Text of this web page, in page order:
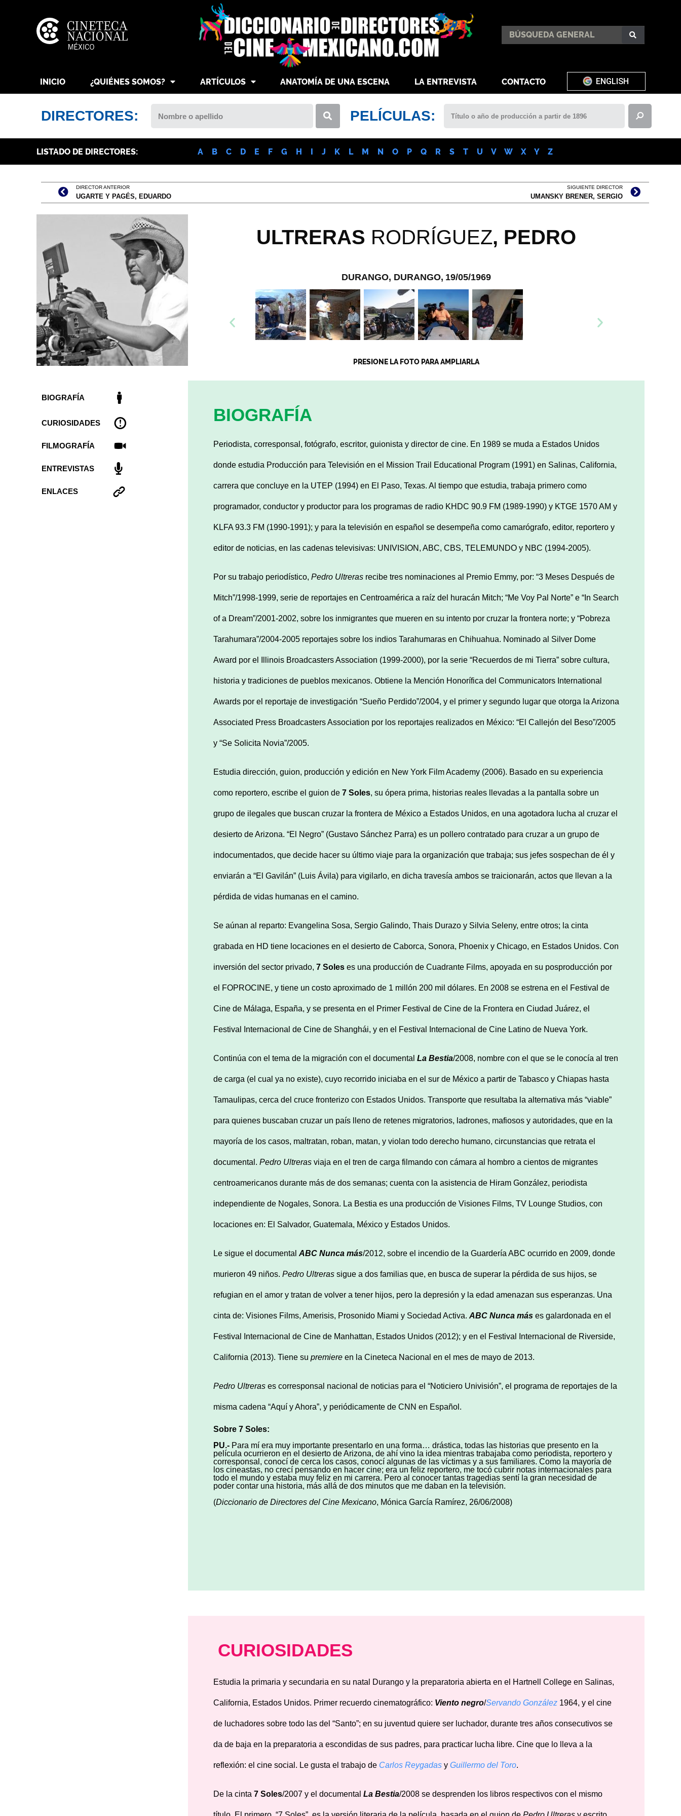
INICIO ¿QUIÉNES SOMOS? ARTÍCULOS ANATOMÍA DE UNA ESCENA LA ENTREVISTA CONTACTO ENGLISH
DIRECTORES: PELÍCULAS:
LISTADO DE DIRECTORES: A B C D E F G H I J K L M N O P Q R S T U V W X Y Z
DIRECTOR ANTERIOR
UGARTE Y PAGÉS, EDUARDO
SIGUIENTE DIRECTOR
UMANSKY BRENER, SERGIO
BIOGRAFÍA
CURIOSIDADES
FILMOGRAFÍA
ENTREVISTAS
ENLACES
ULTRERAS RODRÍGUEZ, PEDRO
DURANGO, DURANGO, 19/05/1969
PRESIONE LA FOTO PARA AMPLIARLA
BIOGRAFÍA
Periodista, corresponsal, fotógrafo, escritor, guionista y director de cine. En 1989 se muda a Estados Unidos
donde estudia Producción para Televisión en el Mission Trail Educational Program (1991) en Salinas, California,
carrera que concluye en la UTEP (1994) en El Paso, Texas. Al tiempo que estudia, trabaja primero como
programador, conductor y productor para los programas de radio KHDC 90.9 FM (1989-1990) y KTGE 1570 AM y
KLFA 93.3 FM (1990-1991); y para la televisión en español se desempeña como camarógrafo, editor, reportero y
editor de noticias, en las cadenas televisivas: UNIVISION, ABC, CBS, TELEMUNDO y NBC (1994-2005).
Por su trabajo periodístico, Pedro Ultreras recibe tres nominaciones al Premio Emmy, por: “3 Meses Después de
Mitch”/1998-1999, serie de reportajes en Centroamérica a raíz del huracán Mitch; “Me Voy Pal Norte” e “In Search
of a Dream”/2001-2002, sobre los inmigrantes que mueren en su intento por cruzar la frontera norte; y “Pobreza
Tarahumara”/2004-2005 reportajes sobre los indios Tarahumaras en Chihuahua. Nominado al Silver Dome
Award por el Illinois Broadcasters Association (1999-2000), por la serie “Recuerdos de mi Tierra” sobre cultura,
historia y tradiciones de pueblos mexicanos. Obtiene la Mención Honorífica del Communicators International
Awards por el reportaje de investigación “Sueño Perdido”/2004, y el primer y segundo lugar que otorga la Arizona
Associated Press Broadcasters Association por los reportajes realizados en México: “El Callejón del Beso”/2005
y “Se Solicita Novia”/2005.
Estudia dirección, guion, producción y edición en New York Film Academy (2006). Basado en su experiencia
como reportero, escribe el guion de 7 Soles, su ópera prima, historias reales llevadas a la pantalla sobre un
grupo de ilegales que buscan cruzar la frontera de México a Estados Unidos, en una agotadora lucha al cruzar el
desierto de Arizona. “El Negro” (Gustavo Sánchez Parra) es un pollero contratado para cruzar a un grupo de
indocumentados, que decide hacer su último viaje para la organización que trabaja; sus jefes sospechan de él y
enviarán a “El Gavilán” (Luis Ávila) para vigilarlo, en dicha travesía ambos se traicionarán, actos que llevan a la
pérdida de vidas humanas en el camino.
Se aúnan al reparto: Evangelina Sosa, Sergio Galindo, Thais Durazo y Silvia Seleny, entre otros; la cinta
grabada en HD tiene locaciones en el desierto de Caborca, Sonora, Phoenix y Chicago, en Estados Unidos. Con
inversión del sector privado, 7 Soles es una producción de Cuadrante Films, apoyada en su posproducción por
el FOPROCINE, y tiene un costo aproximado de 1 millón 200 mil dólares. En 2008 se estrena en el Festival de
Cine de Málaga, España, y se presenta en el Primer Festival de Cine de la Frontera en Ciudad Juárez, el
Festival Internacional de Cine de Shanghái, y en el Festival Internacional de Cine Latino de Nueva York.
Continúa con el tema de la migración con el documental La Bestia/2008, nombre con el que se le conocía al tren
de carga (el cual ya no existe), cuyo recorrido iniciaba en el sur de México a partir de Tabasco y Chiapas hasta
Tamaulipas, cerca del cruce fronterizo con Estados Unidos. Transporte que resultaba la alternativa más “viable”
para quienes buscaban cruzar un país lleno de retenes migratorios, ladrones, mafiosos y autoridades, que en la
mayoría de los casos, maltratan, roban, matan, y violan todo derecho humano, circunstancias que retrata el
documental. Pedro Ultreras viaja en el tren de carga filmando con cámara al hombro a cientos de migrantes
centroamericanos durante más de dos semanas; cuenta con la asistencia de Hiram González, periodista
independiente de Nogales, Sonora. La Bestia es una producción de Visiones Films, TV Lounge Studios, con
locaciones en: El Salvador, Guatemala, México y Estados Unidos.
Le sigue el documental ABC Nunca más/2012, sobre el incendio de la Guardería ABC ocurrido en 2009, donde
murieron 49 niños. Pedro Ultreras sigue a dos familias que, en busca de superar la pérdida de sus hijos, se
refugian en el amor y tratan de volver a tener hijos, pero la depresión y la edad amenazan sus esperanzas. Una
cinta de: Visiones Films, Amerisis, Prosonido Miami y Sociedad Activa. ABC Nunca más es galardonada en el
Festival Internacional de Cine de Manhattan, Estados Unidos (2012); y en el Festival Internacional de Riverside,
California (2013). Tiene su premiere en la Cineteca Nacional en el mes de mayo de 2013.
Pedro Ultreras es corresponsal nacional de noticias para el “Noticiero Univisión”, el programa de reportajes de la
misma cadena “Aquí y Ahora”, y periódicamente de CNN en Español.
Sobre 7 Soles:
PU.- Para mí era muy importante presentarlo en una forma… drástica, todas las historias que presento en la
película ocurrieron en el desierto de Arizona, de ahí vino la idea mientras trabajaba como periodista, reportero y
corresponsal, conocí de cerca los casos, conocí algunas de las víctimas y a sus familiares. Como la mayoría de
los cineastas, no crecí pensando en hacer cine; era un feliz reportero, me tocó cubrir notas internacionales para
todo el mundo y estaba muy feliz en mi carrera. Pero al conocer tantas tragedias sentí la gran necesidad de
poder contar una historia, más allá de dos minutos que me daban en la televisión.
(Diccionario de Directores del Cine Mexicano, Mónica García Ramírez, 26/06/2008)
CURIOSIDADES
Estudia la primaria y secundaria en su natal Durango y la preparatoria abierta en el Hartnell College en Salinas,
California, Estados Unidos. Primer recuerdo cinematográfico: Viento negro/Servando González 1964, y el cine
de luchadores sobre todo las del “Santo”; en su juventud quiere ser luchador, durante tres años consecutivos se
da de baja en la preparatoria a escondidas de sus padres, para practicar lucha libre. Cine que lo lleva a la
reflexión: el cine social. Le gusta el trabajo de Carlos Reygadas y Guillermo del Toro.
De la cinta 7 Soles/2007 y el documental La Bestia/2008 se desprenden los libros respectivos con el mismo